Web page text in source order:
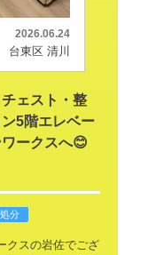
2026.06.24
台東区 清川
ェスト・整
5階エレベー
ークスへ😊
分
クスの岩佐でござ